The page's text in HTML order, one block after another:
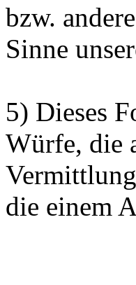
bzw.
Sinne
5) Dieses
Würfe, die
die einem